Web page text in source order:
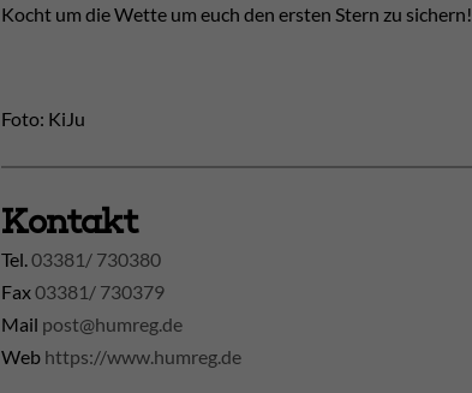
Kocht um die Wette um euch den ersten Stern zu sichern!
Foto: KiJu
Kontakt
Tel. 03381/ 730380
Fax03381/ 730379
Mail post@humreg.de
Web https://www.humreg.de